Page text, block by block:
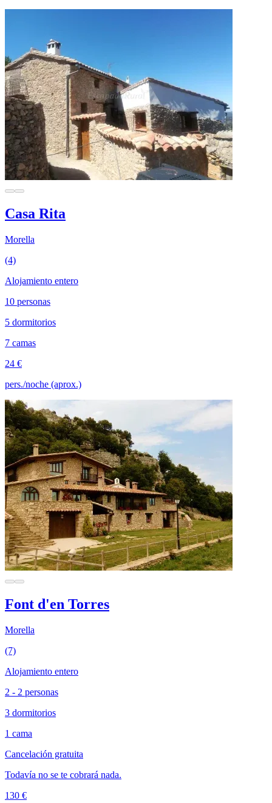
Casa Rita
Morella
(4)
Alojamiento entero
10 personas
5 dormitorios
7 camas
24 €
pers./noche (aprox.)
Font d'en Torres
Morella
(7)
Alojamiento entero
2 - 2 personas
3 dormitorios
1 cama
Cancelación gratuita
Todavía no se te cobrará nada.
130 €